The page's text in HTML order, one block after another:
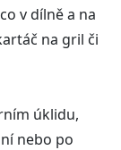
v dílně a na
na gril či
úklidu,
nebo po